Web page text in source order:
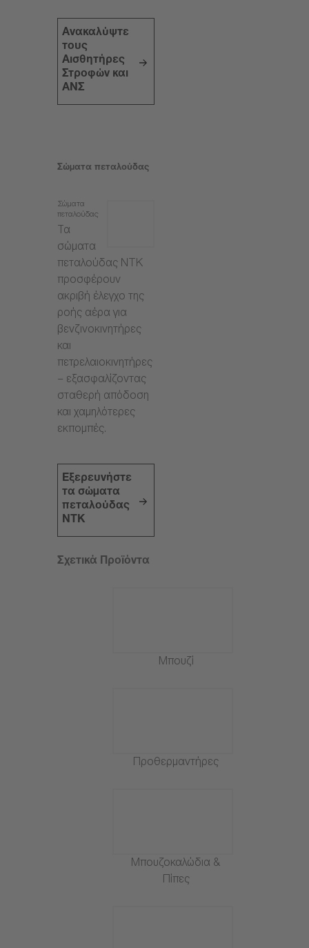
Ανακαλύψτε
τους
Αισθητήρες
Στροφών και
ΑΝΣ
Σώματα πεταλούδας
Σώματα
πεταλούδας
Τα
σώματα
πεταλούδας NTK
προσφέρουν
ακριβή έλεγχο της
ροής αέρα για
βενζινοκινητήρες
και
πετρελαιοκινητήρες
– εξασφαλίζοντας
σταθερή απόδοση
και χαμηλότερες
εκπομπές.
Εξερευνήστε
τα σώματα
πεταλούδας
NTK
Σχετικά Προϊόντα
Μπουζί
Προθερμαντήρες
Μπουζοκαλώδια &
Πίπες